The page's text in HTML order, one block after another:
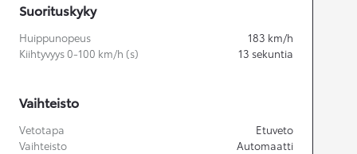
Suorituskyky
Huippunopeus 183 km/h
Kiihtyvyys 0-100 km/h (s)
13 sekuntia
Vaihteisto
Vetotapa
Etuveto
Vaihteisto
Automaatti